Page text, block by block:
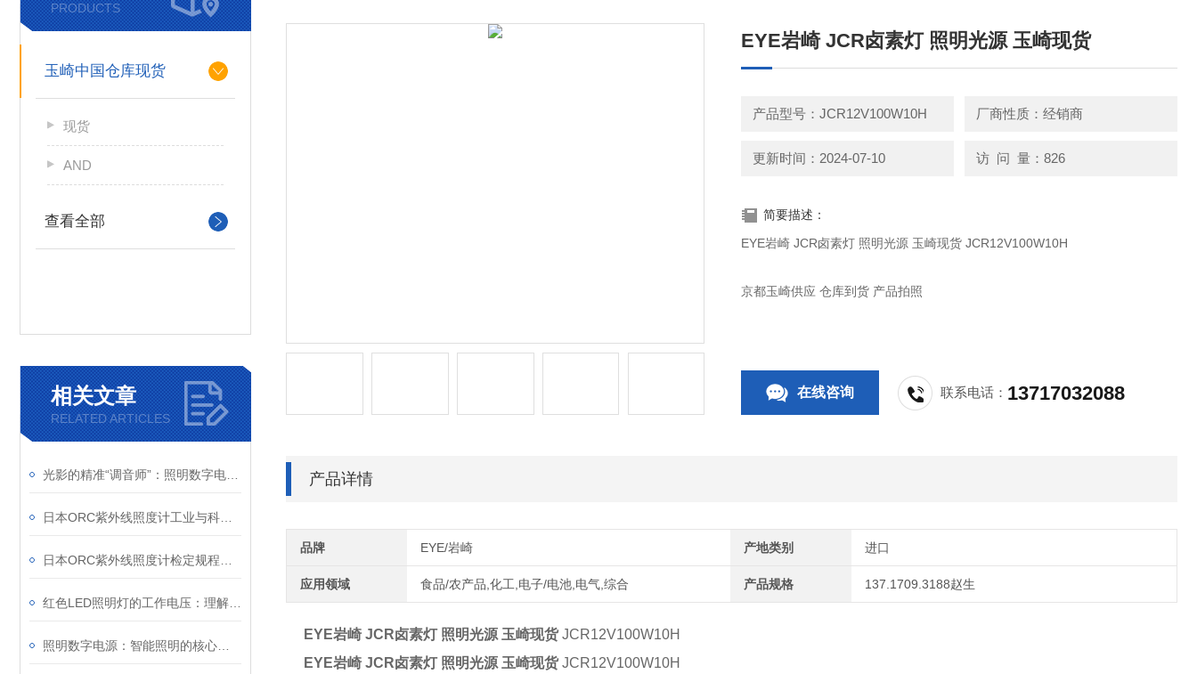
PRODUCTS
玉崎中国仓库现货
现货
AND
查看全部
相关文章
RELATED ARTICLES
EYE岩崎 JCR卤素灯 照明光源 玉崎现货
产品型号：JCR12V100W10H 厂商性质：经销商
更新时间：2024-07-10 访 问 量：826
简要描述：
EYE岩崎 JCR卤素灯 照明光源 玉崎现货 JCR12V100W10H
京都玉崎供应 仓库到货 产品拍照
在线咨询 联系电话： 13717032088
产品详情
品牌 EYE/岩崎 产地类别 进口
应用领域 食品/农产品,化工,电子/电池,电气,综合 产品规格 137.1709.3188赵生
EYE岩崎 JCR卤素灯 照明光源 玉崎现货JCR12V100W10H
EYE岩崎 JCR卤素灯 照明光源 玉崎现货JCR12V100W10H